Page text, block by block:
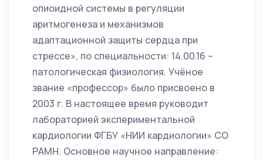
опиоидной системы в регуляции
аритмогенеза и механизмов
адаптационной защиты сердца при
стрессе», по специальности: 14.00.16 –
патологическая физиология. Учёное
звание «профессор» было присвоено в
2003 г. В настоящее время руководит
лабораторией экспериментальной
кардиологии ФГБУ «НИИ кардиологии» СО
РАМН. Основное научное направление: